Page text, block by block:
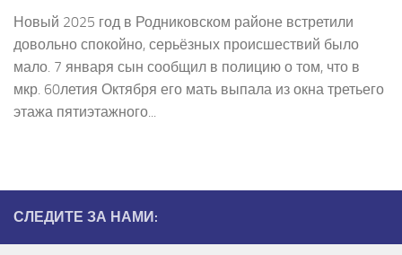
Новый 2025 год в Родниковском районе встретили
довольно спокойно, серьёзных происшествий было
мало. 7 января сын сообщил в полицию о том, что в
мкр. 60­летия Октября его мать выпала из окна третьего
этажа пятиэтажного...
СЛЕДИТЕ ЗА НАМИ: